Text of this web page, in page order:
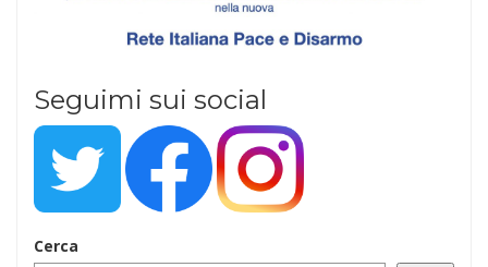
Seguimi sui social
Cerca